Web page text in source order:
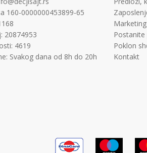
160-0000000453899-65
20874953
4619
Svakog dana od 8h do 20h
Marketing
Poklon
Kontakt